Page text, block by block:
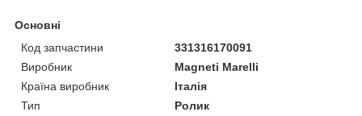
Основні
Код запчастини
331316170091
Виробник
Magneti Marelli
Країна виробник
Італія
Тип
Ролик